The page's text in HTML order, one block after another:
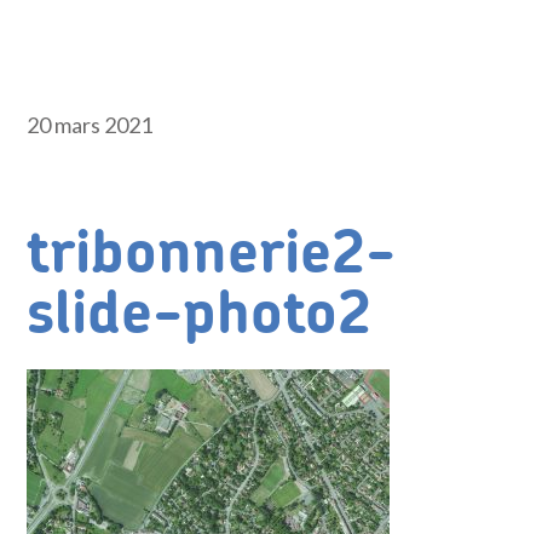
20 mars 2021
tribonnerie2-
slide-photo2